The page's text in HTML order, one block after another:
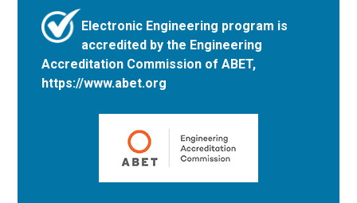
Electronic Engineering program is
accredited by the Engineering
Accreditation Commission of ABET,
https://www.abet.org